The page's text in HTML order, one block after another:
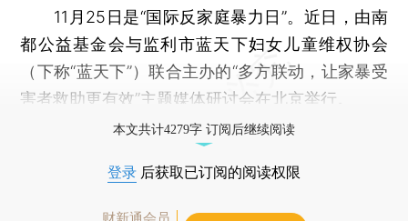
11月25日是“国际反家庭暴力日”。近日，由南
都公益基金会与监利市蓝天下妇女儿童维权协会
（下称“蓝天下”）联合主办的“多方联动，让家暴受
害者救助更有效”主题媒体研讨会在北京举行。
本文共计4279字 订阅后继续阅读
登录 后获取已订阅的阅读权限
财新通会员